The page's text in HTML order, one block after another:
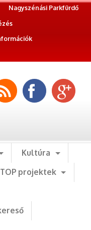
Nagyszénási Parkfürdő
Kultúra
TOP projektek